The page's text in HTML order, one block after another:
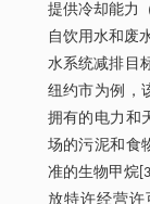
提供冷却能力
自饮用水和废
水系统减排目
纽约市为例，
拥有的电力和
场的污泥和食
准的生物甲烷
放特许经营